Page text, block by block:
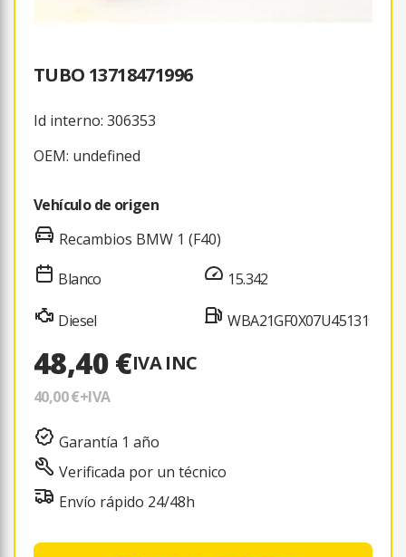
TUBO 13718471996
Id interno: 306353
OEM: undefined
Vehículo de origen
Recambios BMW 1 (F40)
Blanco
Diesel
15.342
WBA21GF0X07U45131
48,40 €IVA INC
40,00 €+IVA
Garantía 1 año
Verificada por un técnico
Envío rápido 24/48h